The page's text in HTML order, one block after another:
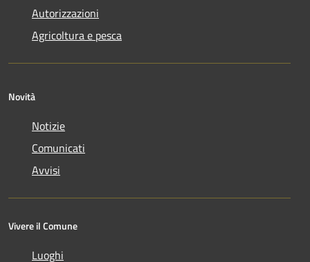
Autorizzazioni
Agricoltura e pesca
Novità
Notizie
Comunicati
Avvisi
Vivere il Comune
Luoghi